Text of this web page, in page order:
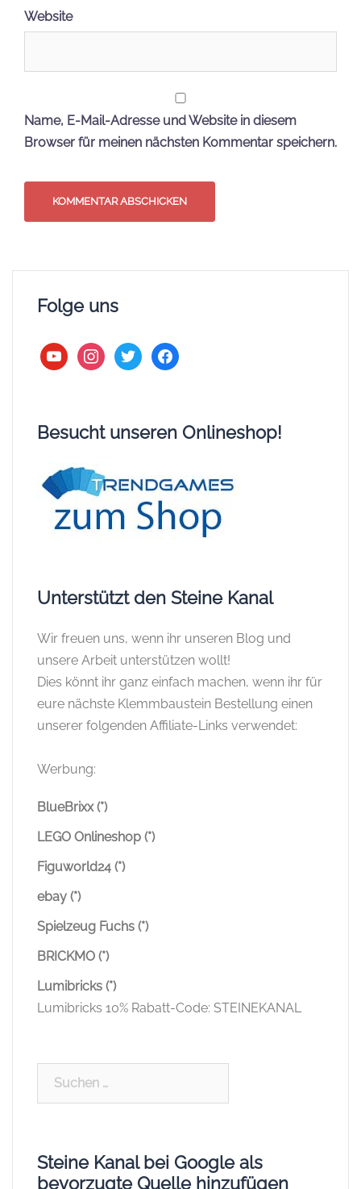
Website
Name, E-Mail-Adresse und Website in diesem
Browser für meinen nächsten Kommentar speichern.
Folge uns
youtubeinstagram
twitter facebook
Besucht unseren Onlineshop!
Unterstützt den Steine Kanal
Wir freuen uns, wenn ihr unseren Blog und
unsere Arbeit unterstützen wollt!
Dies könnt ihr ganz einfach machen, wenn ihr für
eure nächste Klemmbaustein Bestellung einen
unserer folgenden Affiliate-Links verwendet:
Werbung:
BlueBrixx (*)
LEGO Onlineshop (*)
Figuworld24 (*)
ebay (*)
Spielzeug Fuchs (*)
BRICKMO (*)
Lumibricks (*)
Lumibricks 10% Rabatt-Code: STEINEKANAL
Steine Kanal bei Google als
bevorzugte Quelle hinzufügen